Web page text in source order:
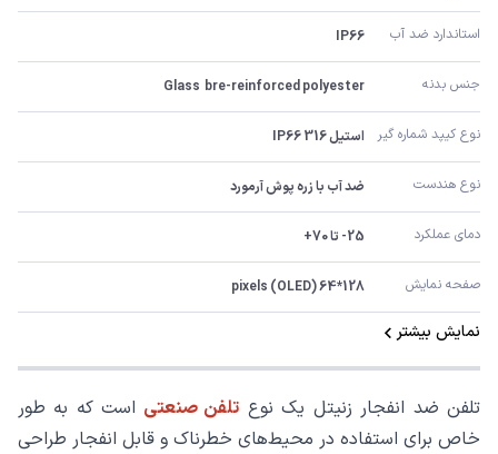
استاندارد ضد آب IP66
جنس بدنه Glass  bre-reinforced polyester
نوع کیپد شماره گیر استیل 316 IP66
نوع هندست ضد آب با زره پوش آرمورد
دمای عملکرد 25- تا 70+
صفحه نمایش 128*64 pixels (OLED)
نمایش بیشتر
تلفن‌ ضد انفجار زنیتل یک نوع تلفن صنعتی است که به طور
خاص برای استفاده در محیط‌های خطرناک و قابل انفجار طراحی